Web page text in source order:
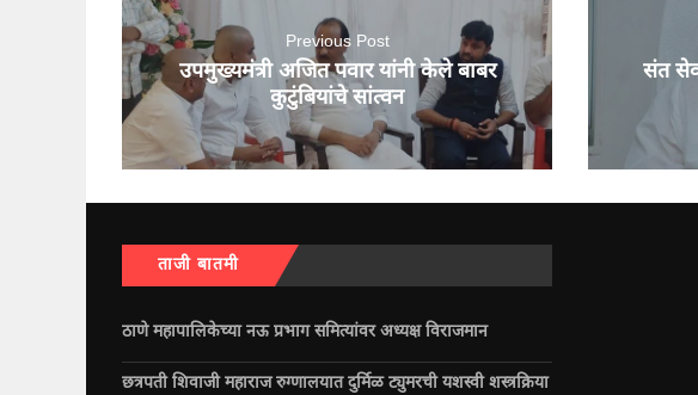
Previous Post
उपमुख्यमंत्री अजित पवार यांनी केले बाबर
कुटुंबियांचे सांत्वन
संत
ताजी बातमी
ठाणे महापालिकेच्या नऊ प्रभाग समित्यांवर अध्यक्ष विराजमान
छत्रपती शिवाजी महाराज रुग्णालयात दुर्मिळ ट्युमरची यशस्वी शस्त्रक्रिया